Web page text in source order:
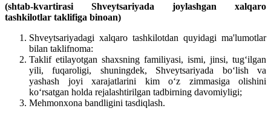
(shtab-kvartirasi Shveytsariyada joylashgan xalqaro
tashkilotlar taklifiga binoan)
Shveytsariyadagi xalqaro tashkilotdan quyidagi ma'lumotlar
bilan taklifnoma:
Taklif etilayotgan shaxsning familiyasi, ismi, jinsi, tug‘ilgan
yili, fuqaroligi, shuningdek, Shveytsariyada bo‘lish va
yashash joyi xarajatlarini kim o‘z zimmasiga olishini
ko‘rsatgan holda rejalashtirilgan tadbirning davomiyligi;
Mehmonxona bandligini tasdiqlash.